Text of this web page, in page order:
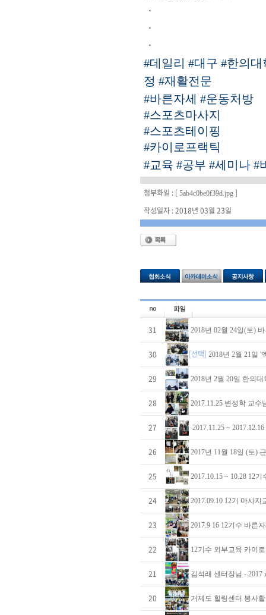
ㆍ
ㆍ
ㆍ
#데일리 #대구 #한의대
정 #재활전문
#바른자세 #운동처방
#스포츠마사지
#스포츠테이핑
#카이로프랙틱
#교육 #공부 #세미나 #
첨부화일 : [ 5ab4c0be0f39d.jpg ]
작성일자 : 2018년 03월 23일
31 2018년 02월 24일(토)
30 [선택] 2018년 2월 21일 '
29 2018년 2월 20일 한의
28 2017.11.25 변성학 교
27 2017.11.25 ~
26 2017년 11월 18일 (토)
25 2017.10.15 ~ 10.28 12
24 2017.09.10 12기 마사지
23 2017.9 16 12기수 바른
22 12기수 외부교육 카이
21 김석래 센터장님 - 2017
20 거제도 힐링센터 봉사